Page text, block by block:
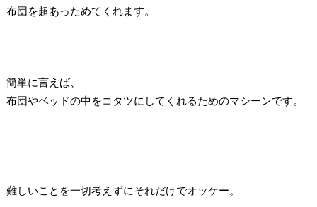
布団を超あっためてくれます。
簡単に言えば、
布団やベッドの中をコタツにしてくれるためのマシーンです。
難しいことを一切考えずにそれだけでオッケー。